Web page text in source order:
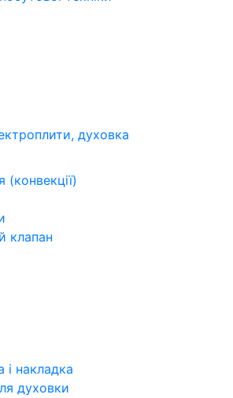
духовка
(конвекції)
клапан
і накладка
духовки